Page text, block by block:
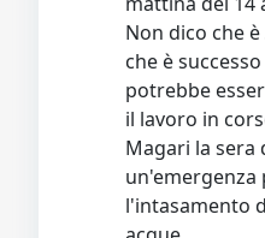
Non dico che è
che è
potrebbe
il lavoro in
Magari la sera
un'emergenza
l'intasamento